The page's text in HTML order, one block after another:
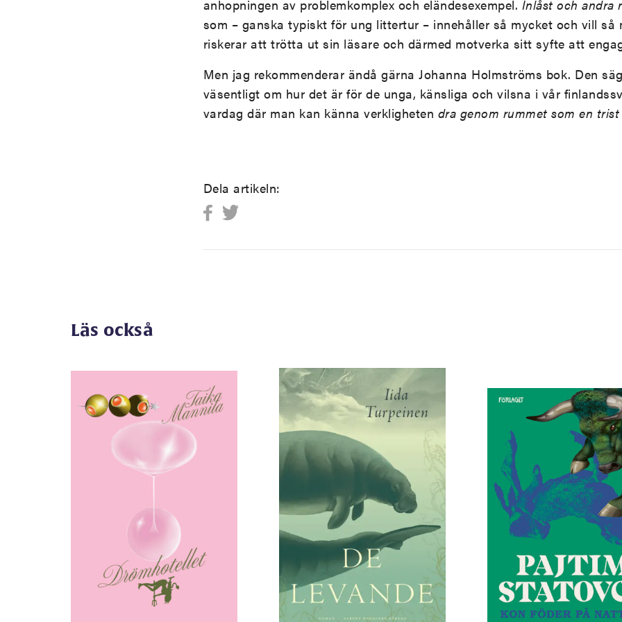
anhopningen av problemkomplex och eländesexempel. Inlåst och andra
som – ganska typiskt för ung littertur – innehåller så mycket och vill så
riskerar att trötta ut sin läsare och därmed motverka sitt syfte att
Men jag rekommenderar ändå gärna Johanna Holmströms bok. Den
väsentligt om hur det är för de unga, känsliga och vilsna i vår
vardag där man kan känna verkligheten dra genom rummet som en
Dela artikeln:
Läs också